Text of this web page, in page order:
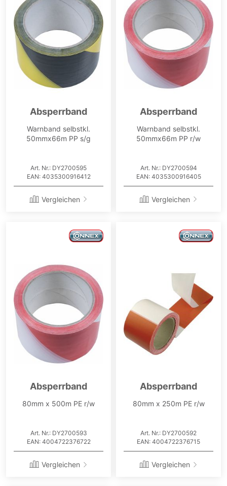
Absperrband
Warnband selbstkl.
50mmx66m PP s/g
Art. Nr.: DY2700595
EAN: 4035300916412
Vergleichen
Absperrband
Warnband selbstkl.
50mmx66m PP r/w
Art. Nr.: DY2700594
EAN: 4035300916405
Vergleichen
Absperrband
80mm x 500m PE r/w
Art. Nr.: DY2700593
EAN: 4004722376722
Vergleichen
Absperrband
80mm x 250m PE r/w
Art. Nr.: DY2700592
EAN: 4004722376715
Vergleichen